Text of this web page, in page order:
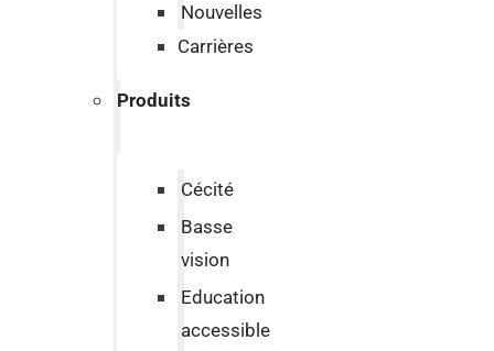
Nouvelles
Carrières
Produits
Cécité
Basse
vision
Education
accessible